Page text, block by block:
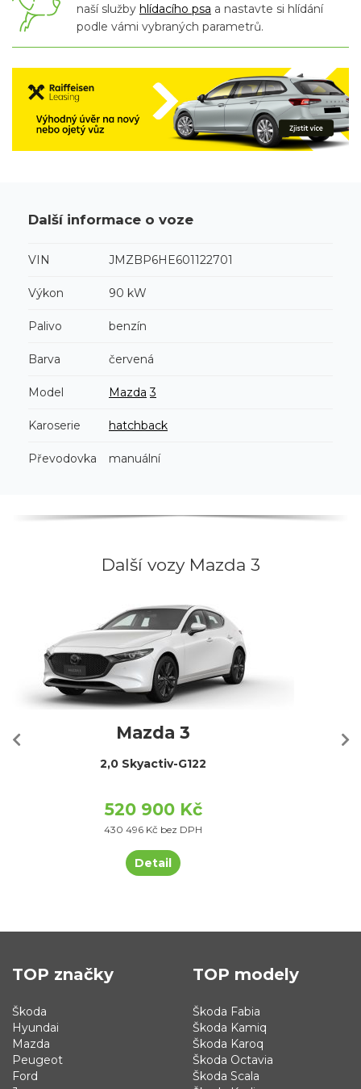
naší služby hlídacího psa a nastavte si hlídání
podle vámi vybraných parametrů.
Další informace o voze
VIN JMZBP6HE601122701
Výkon 90 kW
Palivo benzín
Barva červená
Model Mazda 3
Karoserie hatchback
Převodovka manuální
Další vozy Mazda 3
Mazda 3
2,0 Skyactiv-G122
520 900 Kč
430 496 Kč bez DPH
Detail
TOP značky
Škoda
Hyundai
Mazda
Peugeot
Ford
TOP modely
Škoda Fabia
Škoda Kamiq
Škoda Karoq
Škoda Octavia
Škoda Scala